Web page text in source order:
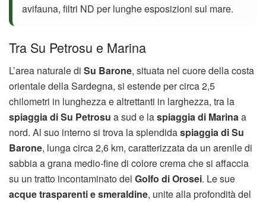
avifauna, filtri ND per lunghe esposizioni sul mare.
Tra Su Petrosu e Marina
L’area naturale di Su Barone, situata nel cuore della costa
orientale della Sardegna, si estende per circa 2,5
chilometri in lunghezza e altrettanti in larghezza, tra la
spiaggia di Su Petrosu a sud e laspiaggia di Marinaa
nord. Al suo interno si trova la splendidaspiaggia di Su
Barone, lunga circa 2,6 km, caratterizzata da un arenile di
sabbia a grana medio-fine di colore crema che si affaccia
su un tratto incontaminato del Golfo di Orosei. Le sue
acque trasparenti e smeraldine, unite alla profondità del